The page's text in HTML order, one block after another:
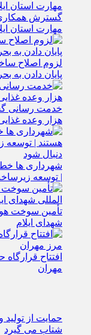
گسترش
مهارت استان
لزوم اصلاح
پایان دادن به
هزار وعده غذایی و ۲۰۰ هزار بطری
شهرداری‌ ها خط
| توسعه
تأمین سوخت
شهدای ایلام
افتتاح
مهران
شتاب می‌ گیرد